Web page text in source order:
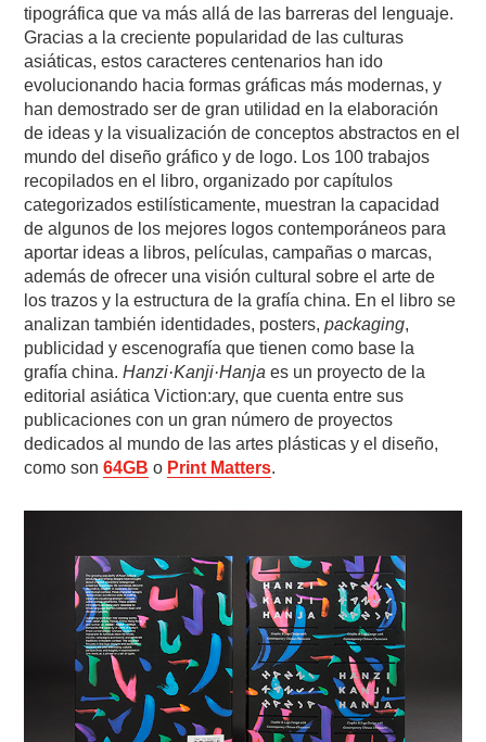
tipográfica que va más allá de las barreras del lenguaje.
Gracias a la creciente popularidad de las culturas
asiáticas, estos caracteres centenarios han ido
evolucionando hacia formas gráficas más modernas, y
han demostrado ser de gran utilidad en la elaboración
de ideas y la visualización de conceptos abstractos en el
mundo del diseño gráfico y de logo. Los 100 trabajos
recopilados en el libro, organizado por capítulos
categorizados estilísticamente, muestran la capacidad
de algunos de los mejores logos contemporáneos para
aportar ideas a libros, películas, campañas o marcas,
además de ofrecer una visión cultural sobre el arte de
los trazos y la estructura de la grafía china. En el libro se
analizan también identidades, posters,packaging,
publicidad y escenografía que tienen como base la
grafía china.Hanzi·Kanji·Hanja es un proyecto de la
editorial asiática Viction:ary, que cuenta entre sus
publicaciones con un gran número de proyectos
dedicados al mundo de las artes plásticas y el diseño,
como son64GB o Print Matters.